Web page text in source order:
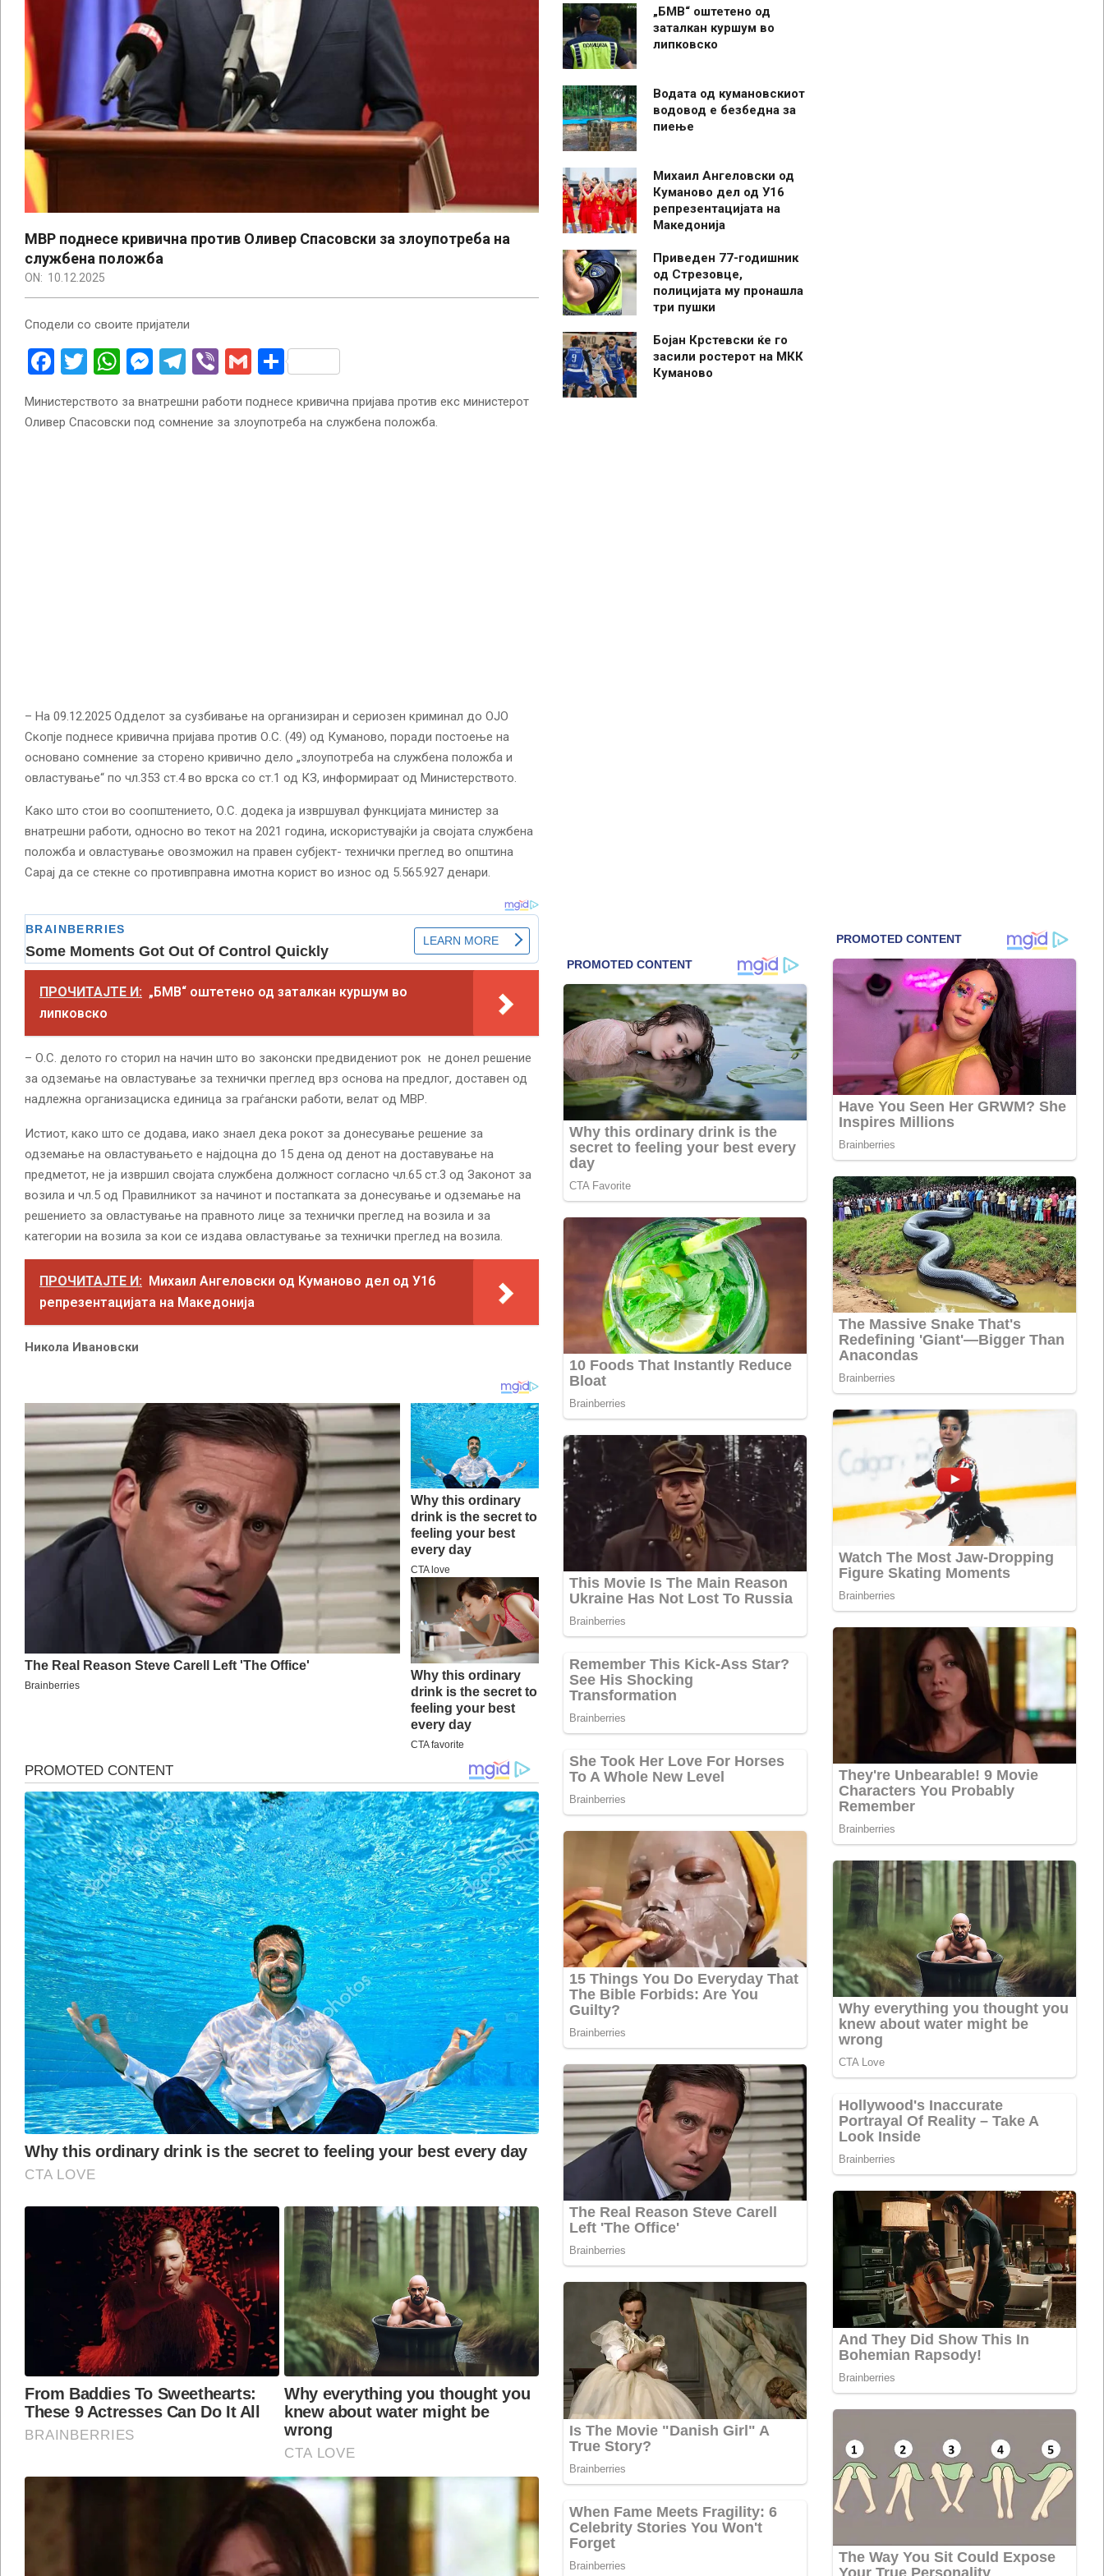
МВР поднесе кривична против Оливер Спасовски за злоупотреба на
службена положба
ON: 10.12.2025
Сподели со своите пријатели
Facebook
Twitter
WhatsApp
Messenger
Telegram
ViberGmailShare
Министерството за внатрешни работи поднесе кривична пријава против екс министерот
Оливер Спасовски под сомнение за злоупотреба на службена положба.
– На 09.12.2025 Одделот за сузбивање на организиран и сериозен криминал до ОЈО
Скопје поднесе кривична пријава против О.С. (49) од Куманово, поради постоење на
основано сомнение за сторено кривично дело „злоупотреба на службена положба и
овластување“ по чл.353 ст.4 во врска со ст.1 од КЗ, информираат од Министерството.
Како што стои во соопштението, О.С. додека ја извршувал функцијата министер за
внатрешни работи, односно во текот на 2021 година, искористувајќи ја својата службена
положба и овластување овозможил на правен субјект- технички преглед во општина
Сарај да се стекне со противправна имотна корист во износ од 5.565.927 денари.
ПРОЧИТАЈТЕ И: „БМВ“ оштетено од заталкан куршум во
липковско
– О.С. делото го сторил на начин што во законски предвидениот рок не донел решение
за одземање на овластување за технички преглед врз основа на предлог, доставен од
надлежна организациска единица за граѓански работи, велат од МВР.
Истиот, како што се додава, иако знаел дека рокот за донесување решение за
одземање на овластувањето е најдоцна до 15 дена од денот на доставување на
предметот, не ја извршил својата службена должност согласно чл.65 ст.3 од Законот за
возила и чл.5 од Правилникот за начинот и постапката за донесување и одземање на
решението за овластување на правното лице за технички преглед на возила и за
категории на возила за кои се издава овластување за технички преглед на возила.
ПРОЧИТАЈТЕ И: Михаил Ангеловски од Куманово дел од У16
репрезентацијата на Македонија
Никола Ивановски
„БМВ“ оштетено од
заталкан куршум во
липковско
Водата од кумановскиот
водовод е безбедна за
пиење
Михаил Ангеловски од
Куманово дел од У16
репрезентацијата на
Македонија
Приведен 77-годишник
од Стрезовце,
полицијата му пронашла
три пушки
Бојан Крстевски ќе го
засили ростерот на МКК
Куманово